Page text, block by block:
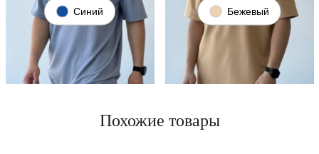
Синий Бежевый
Похожие товары